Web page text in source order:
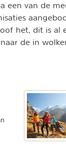
een van de
het, dit is al
de in